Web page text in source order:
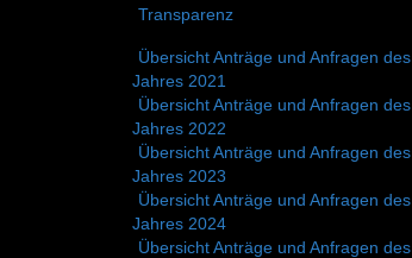
Transparenz
Übersicht Anträge und Anfragen des
Jahres 2021
Übersicht Anträge und Anfragen des
Jahres 2022
Übersicht Anträge und Anfragen des
Jahres 2023
Übersicht Anträge und Anfragen des
Jahres 2024
Übersicht Anträge und Anfragen des